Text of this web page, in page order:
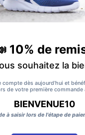
et très con...
et très confortables